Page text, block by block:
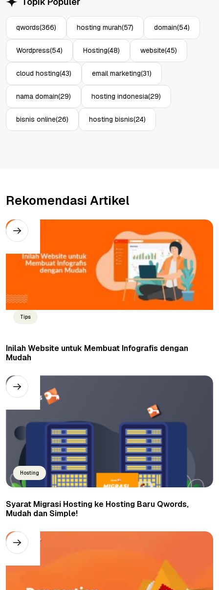
qwords(366) hosting murah(57) domain(54)
Wordpress(54) Hosting(48) website(45)
cloud hosting(43) email marketing(31)
nama domain(29) hosting indonesia(29)
bisnis online(26) hosting bisnis(24)
Rekomendasi Artikel
Tips
Inilah Website untuk Membuat Infografis dengan
Mudah
Hosting
Syarat Migrasi Hosting ke Hosting Baru Qwords,
Mudah dan Simple!